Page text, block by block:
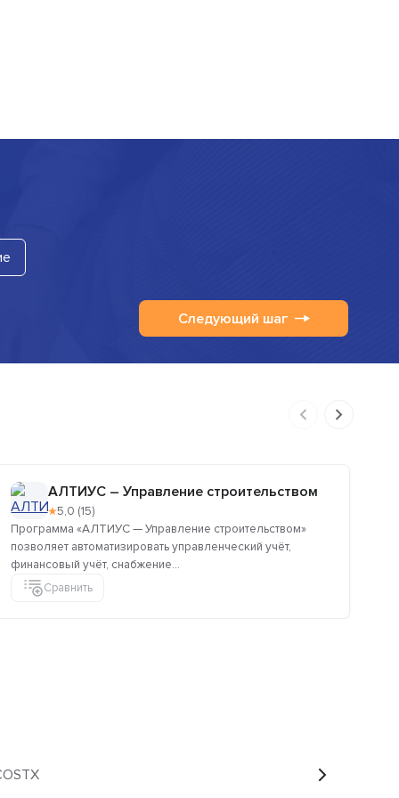
Следующий шаг
АЛТИУС – Управление строительством
★5,0 (15)
Программа «АЛТИУС — Управление строительством»
позволяет автоматизировать управленческий учёт,
финансовый учёт, снабжение...
Сравнить